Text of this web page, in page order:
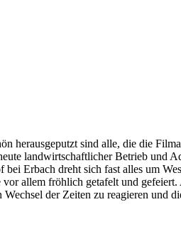
herausgeputzt sind alle, die die
landwirtschaftlicher Betrieb und
Erbach dreht sich fast alles um
allem fröhlich getafelt und
der Zeiten zu reagieren und